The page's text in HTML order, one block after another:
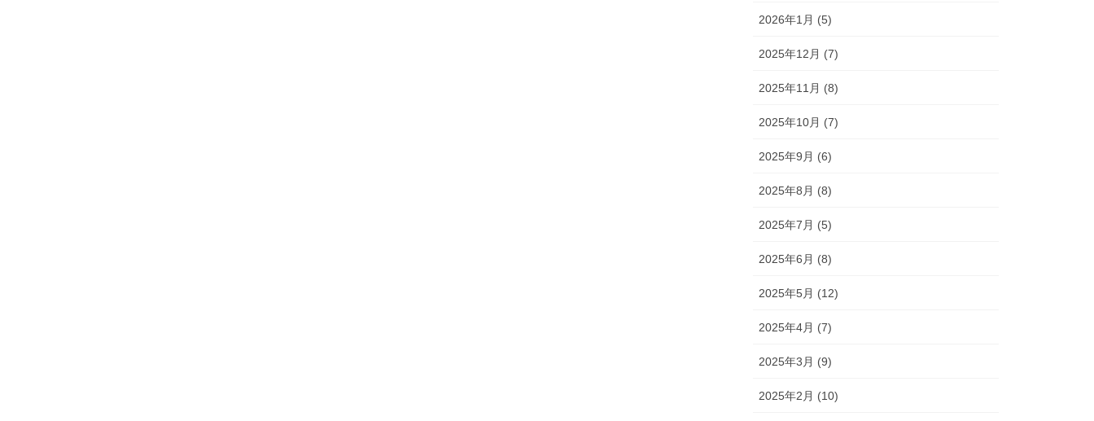
2026年1月 (5)
2025年12月 (7)
2025年11月 (8)
2025年10月 (7)
2025年9月 (6)
2025年8月 (8)
2025年7月 (5)
2025年6月 (8)
2025年5月 (12)
2025年4月 (7)
2025年3月 (9)
2025年2月 (10)